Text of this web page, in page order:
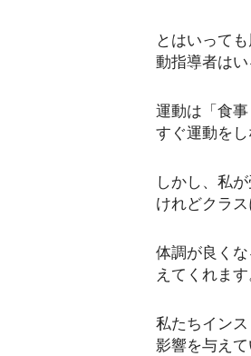
とはいって
動指導者は
運動は「食
すぐ運動を
しかし、私
けれどクラ
体調が良く
えてくれます
私たちイン
影響を与えて